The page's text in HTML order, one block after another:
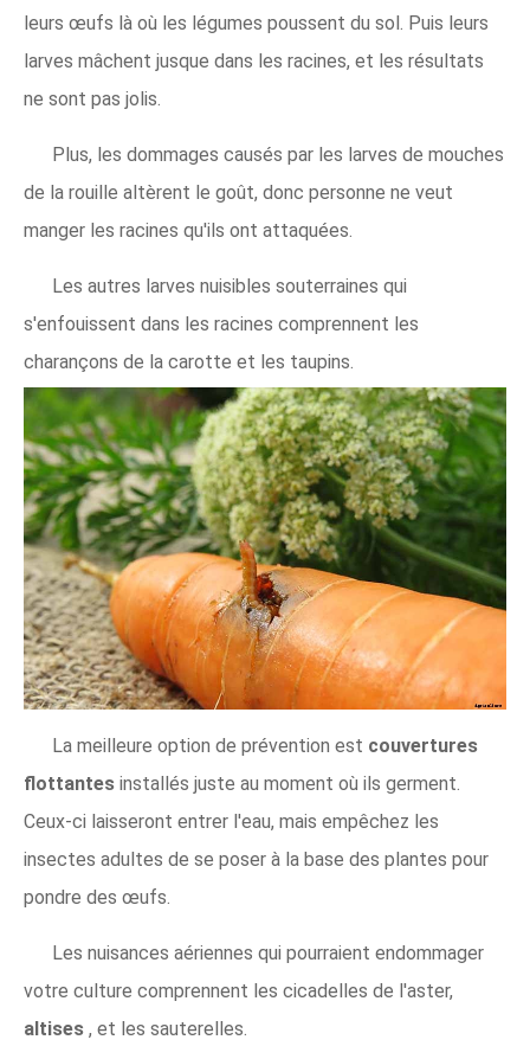
leurs œufs là où les légumes poussent du sol. Puis leurs
larves mâchent jusque dans les racines, et les résultats
ne sont pas jolis.
Plus, les dommages causés par les larves de mouches
de la rouille altèrent le goût, donc personne ne veut
manger les racines qu'ils ont attaquées.
Les autres larves nuisibles souterraines qui
s'enfouissent dans les racines comprennent les
charançons de la carotte et les taupins.
La meilleure option de prévention est couvertures
flottantes installés juste au moment où ils germent.
Ceux-ci laisseront entrer l'eau, mais empêchez les
insectes adultes de se poser à la base des plantes pour
pondre des œufs.
Les nuisances aériennes qui pourraient endommager
votre culture comprennent les cicadelles de l'aster,
altises , et les sauterelles.